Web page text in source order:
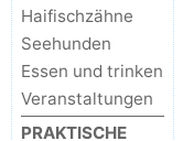
Haifischzähne
Seehunden
Essen und trinken
Veranstaltungen
PRAKTISCHE